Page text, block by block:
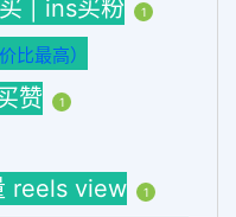
| ins买粉 1
比最高）
赞 1
reels view 1